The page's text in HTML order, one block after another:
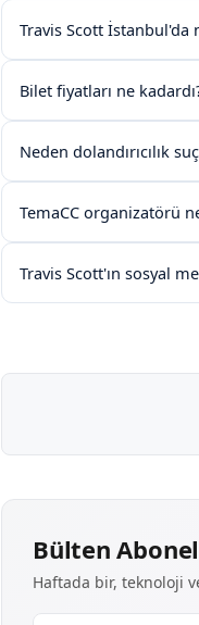
Travis Scott
Bilet fiyatları ne
Neden dolandırıcılık
TemaCC organizatörü
Travis Scott'ın sosyal
Bülten
Haftada bir, teknoloji